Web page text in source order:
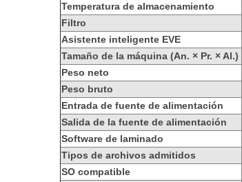
Temperatura de almacenamiento
Filtro
Asistente inteligente EVE
Tamaño de la máquina (An. × Pr. × Al.)
Peso neto
Peso bruto
Entrada de fuente de alimentación
Salida de la fuente de alimentación
Software de laminado
Tipos de archivos admitidos
SO compatible